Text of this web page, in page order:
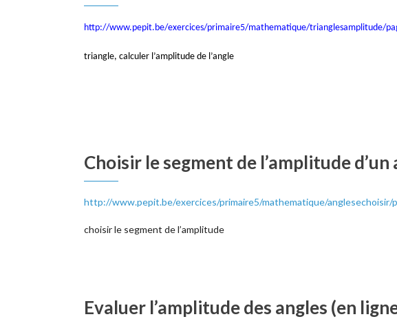
http://www.pepit.be/exercices/primaire5/mathematique/trianglesamplitude/
triangle, calculer l’amplitude de l’angle
Choisir le segment de l’amplitude d’un
http://www.pepit.be/exercices/primaire5/mathematique/anglesechoisir/
choisir le segment de l’amplitude
Evaluer l’amplitude des angles (en